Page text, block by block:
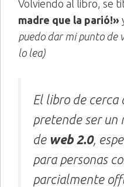
Volviendo al libro, se
madre que la parió!»
puedo dar mi punto de
lo lea)
El libro de cerca
pretende ser un
de web 2.0,
para personas
parcialmente